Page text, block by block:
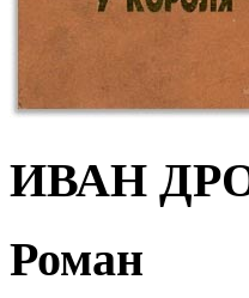
ИВАН
Роман